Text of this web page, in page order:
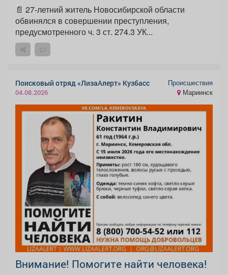
📄 27-летний житель Новосибирской области
обвинялся в совершении преступления,
предусмотренного ч. 3 ст. 274.3 УК...
Поисковый отряд «ЛизаАлерт» Кузбасс
04.08.2026
Происшествия
Мариинск
Внимание! Помогите найти человека!